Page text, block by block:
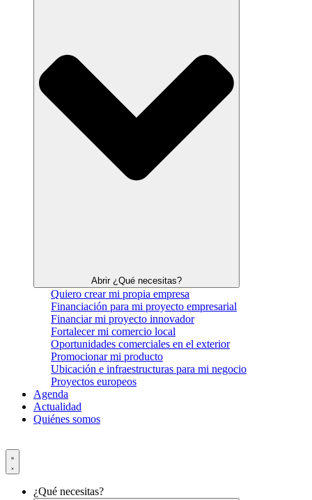
Abrir ¿Qué necesitas?
Quiero crear mi propia empresa
Financiación para mi proyecto empresarial
Financiar mi proyecto innovador
Fortalecer mi comercio local
Oportunidades comerciales en el exterior
Promocionar mi producto
Ubicación e infraestructuras para mi negocio
Proyectos europeos
Agenda
Actualidad
Quiénes somos
¿Qué necesitas?